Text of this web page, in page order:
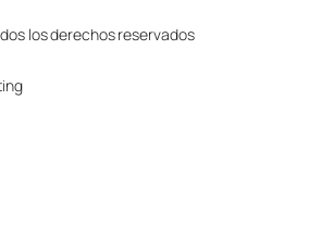
los derechos reservados